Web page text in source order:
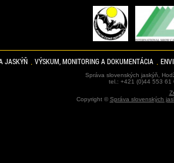
JASKÝŇ VÝSKUM, MONITORING A DOKUMENTÁCIA
Správa slovenských jaskýň,
tel.: +421 (0)44 553
Copyright ©Správa slovenských